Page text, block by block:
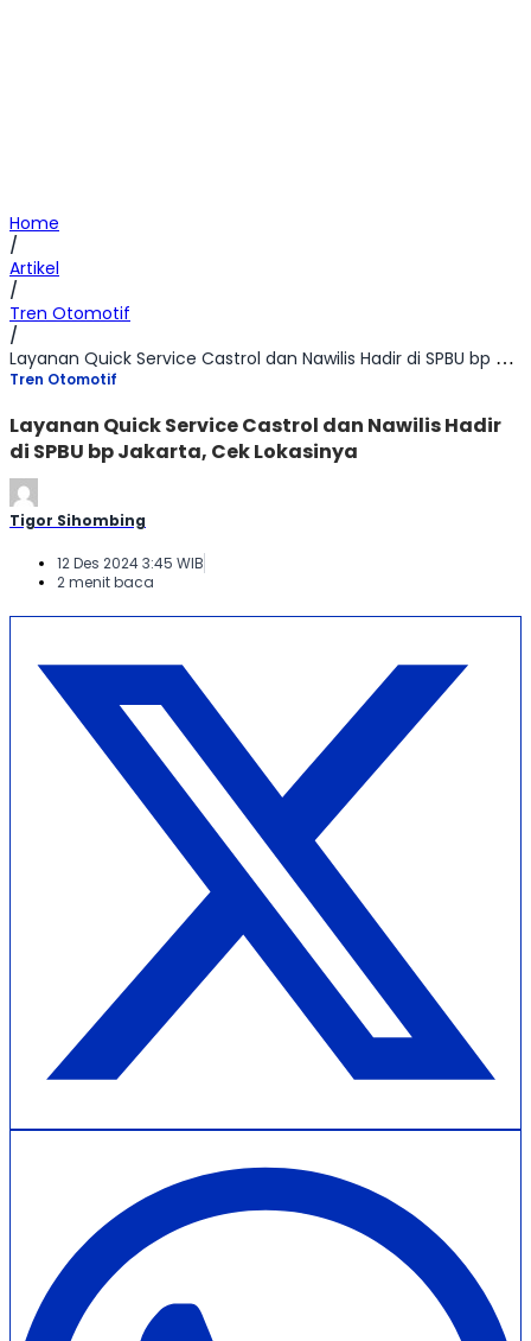
Home
/
Artikel
/
Tren Otomotif
/
Layanan Quick Service Castrol dan Nawilis Hadir di SPBU bp Jakarta, Cek Lokasinya
Tren Otomotif
Layanan Quick Service Castrol dan Nawilis Hadir
di SPBU bp Jakarta, Cek Lokasinya
Tigor Sihombing
12 Des 2024 3:45 WIB
2 menit baca